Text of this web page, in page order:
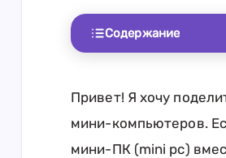
Содержание
Привет! Я хочу
мини-компьютеров.
мини-ПК (mini pc)